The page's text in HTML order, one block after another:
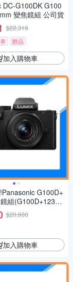
DC-G100DK G100
變焦鏡組 公司貨
$22,316
券 贈品
加入購物車
G100D+
組(G100D+123
)G100
$20,900
加入購物車